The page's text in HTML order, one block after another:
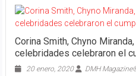
Corina Smith, Chyno
celebridades celebraron el
20 enero, 2020 DMH